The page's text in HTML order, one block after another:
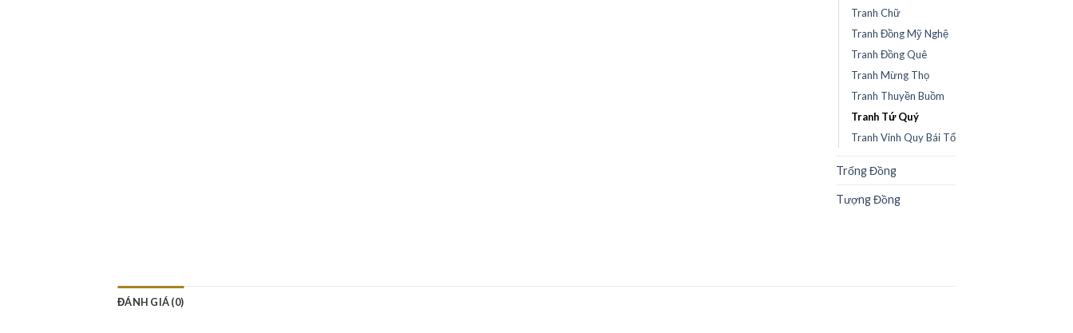
Tranh Chữ
Tranh Đồng Mỹ Nghệ
Tranh Đồng Quê
Tranh Mừng Thọ
Tranh Thuyền Buồm
Tranh Tứ Quý
Tranh Vinh Quy Bái Tổ
Trống Đồng
Tượng Đồng
ĐÁNH GIÁ (0)